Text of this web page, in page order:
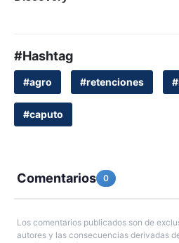
#Hashtag
#agro #retenciones
#caputo
Comentarios 0
Los comentarios publicados son de
autores y las consecuencias derivadas